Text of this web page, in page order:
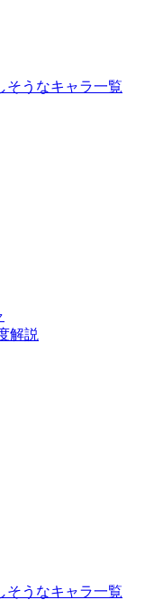
そうなキャラ一覧
解説
そうなキャラ一覧